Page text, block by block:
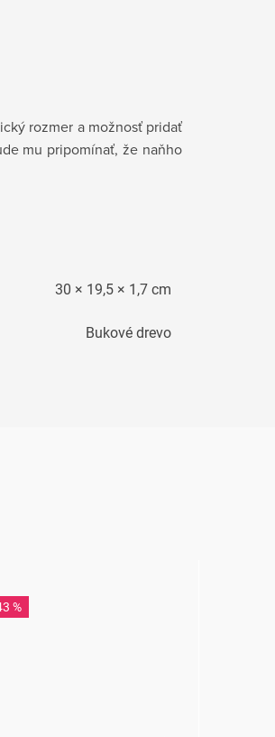
rozmer a možnosť pridať
mu pripomínať, že naňho
30 × 19,5 × 1,7 cm
Bukové drevo
%